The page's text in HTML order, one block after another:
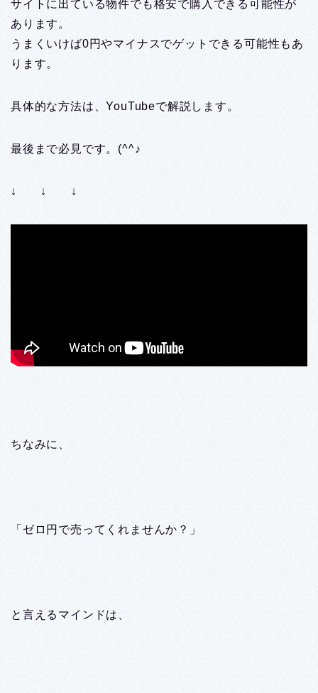
サイトに出ている物件でも格安で購入できる可能性が
あります。
うまくいけば0円やマイナスでゲットできる可能性もあ
ります。
具体的な方法は、YouTubeで解説します。
最後まで必見です。(^^♪
↓ ↓ ↓
ちなみに、
「ゼロ円で売ってくれませんか？」
と言えるマインドは、